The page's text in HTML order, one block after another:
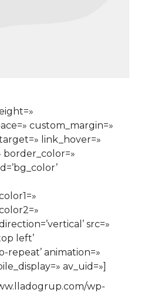
custom_margin=»
link_hover=»
border_color=»
src=»
left’
repeat’ animation=»
av_uid=»]
wp-